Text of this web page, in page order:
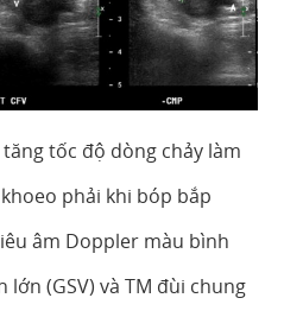
tốc độ dòng chảy làm
phải khi bóp bắp
âm Doppler màu bình
(GSV) và TM đùi chung